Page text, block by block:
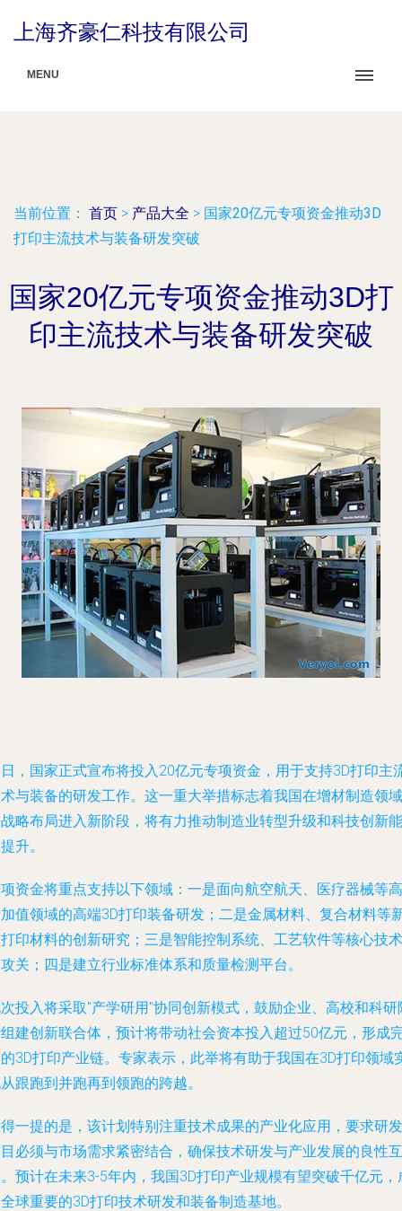
上海齐豪仁科技有限公司
MENU
当前位置： 首页 > 产品大全 > 国家20亿元专项资金推动3D
打印主流技术与装备研发突破
国家20亿元专项资金推动3D打
印主流技术与装备研发突破
，国家正式宣布将投入20亿元专项资金，用于支持3D打印主
与装备的研发工作。这一重大举措标志着我国在增材制造领域
略布局进入新阶段，将有力推动制造业转型升级和科技创新能
升。
资金将重点支持以下领域：一是面向航空航天、医疗器械等高
值领域的高端3D打印装备研发；二是金属材料、复合材料等
印材料的创新研究；三是智能控制系统、工艺软件等核心技术
关；四是建立行业标准体系和质量检测平台。
投入将采取"产学研用"协同创新模式，鼓励企业、高校和科研
建创新联合体，预计将带动社会资本投入超过50亿元，形成
3D打印产业链。专家表示，此举将有助于我国在3D打印领域
跟跑到并跑再到领跑的跨越。
一提的是，该计划特别注重技术成果的产业化应用，要求研发
必须与市场需求紧密结合，确保技术研发与产业发展的良性互
预计在未来3-5年内，我国3D打印产业规模有望突破千亿元，
球重要的3D打印技术研发和装备制造基地。